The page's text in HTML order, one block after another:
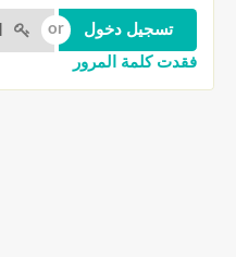
فقدت كلمة المرور